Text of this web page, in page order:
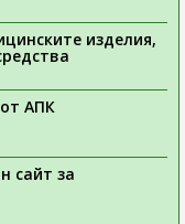
изделия,
АПК
сайт за